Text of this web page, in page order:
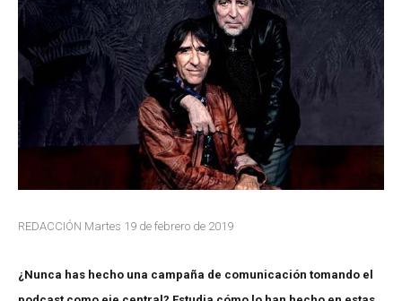
REDACCIÓN Martes 19 de febrero de 2019
¿Nunca has hecho una campaña de comunicación tomando el